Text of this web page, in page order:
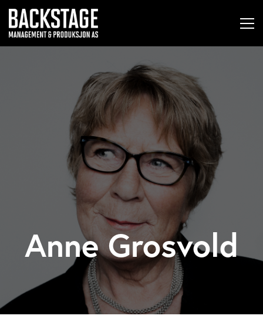
Anne Grosvold